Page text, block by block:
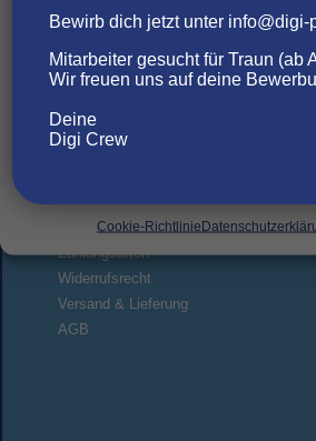
bestimmte Merkmale und Funktionen
Cookie-Richtlinie
Hausregeln
Zahlungsarten
Widerrufsrecht
Versand & Lieferung
AGB
Bewirb dich jetzt unter info@digi-
Mitarbeiter gesucht für Traun (ab
Wir freuen uns auf deine
Deine
Digi Crew